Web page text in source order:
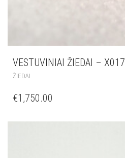
VESTUVINIAI ŽIEDAI – X017
ŽIEDAI
€1,750.00